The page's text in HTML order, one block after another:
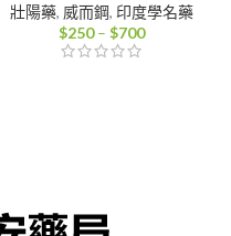
壯陽藥, 威而鋼, 印度學名藥
$250 – $700價